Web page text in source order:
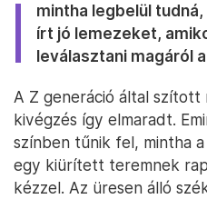
mintha legbelül
írt jó lemezeket,
leválasztani magáról
A Z generáció által szított
kivégzés így elmaradt.
színben tűnik fel, mintha
egy kiürített teremnek
kézzel. Az üresen álló